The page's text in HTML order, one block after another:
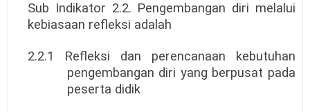
Sub Indikator 2.2. Pengembangan diri melalui
kebiasaan refleksi adalah
2.2.1 Refleksi dan perencanaan kebutuhan
pengembangan diri yang berpusat pada
peserta didik